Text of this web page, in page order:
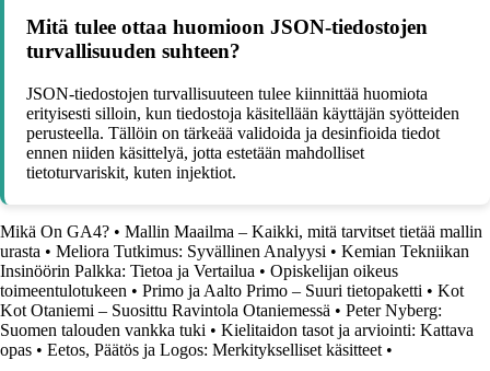
Mitä tulee ottaa huomioon JSON-tiedostojen
turvallisuuden suhteen?
JSON-tiedostojen turvallisuuteen tulee kiinnittää huomiota
erityisesti silloin, kun tiedostoja käsitellään käyttäjän syötteiden
perusteella. Tällöin on tärkeää validoida ja desinfioida tiedot
ennen niiden käsittelyä, jotta estetään mahdolliset
tietoturvariskit, kuten injektiot.
Mikä On GA4? • Mallin Maailma – Kaikki, mitä tarvitset tietää mallin
urasta • Meliora Tutkimus: Syvällinen Analyysi • Kemian Tekniikan
Insinöörin Palkka: Tietoa ja Vertailua • Opiskelijan oikeus
toimeentulotukeen • Primo ja Aalto Primo – Suuri tietopaketti • Kot
Kot Otaniemi – Suosittu Ravintola Otaniemessä • Peter Nyberg:
Suomen talouden vankka tuki • Kielitaidon tasot ja arviointi: Kattava
opas • Eetos, Päätös ja Logos: Merkitykselliset käsitteet •